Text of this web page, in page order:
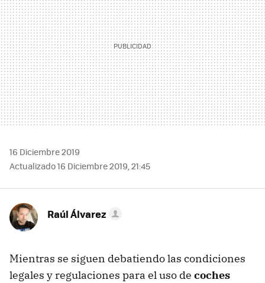
16 Diciembre 2019
Actualizado 16 Diciembre 2019, 21:45
Raúl Álvarez
Mientras se siguen debatiendo las condiciones
legales y regulaciones para el uso de coches